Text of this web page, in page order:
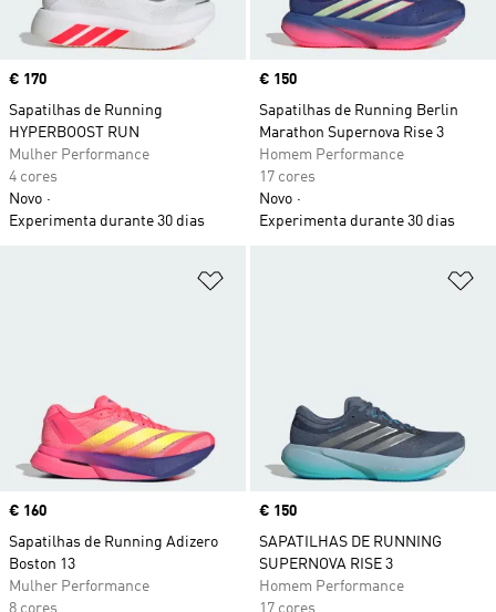
Price
€ 170
Sapatilhas de Running
HYPERBOOST RUN
Mulher Performance
4 cores
Novo
Experimenta durante 30 dias
Price
€ 150
Sapatilhas de Running Berlin
Marathon Supernova Rise 3
Homem Performance
17 cores
Novo
Experimenta durante 30 dias
Price
€ 160
Sapatilhas de Running Adizero
Boston 13
Mulher Performance
8 cores
Price
€ 150
SAPATILHAS DE RUNNING
SUPERNOVA RISE 3
Homem Performance
17 cores